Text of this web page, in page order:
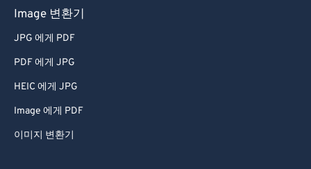
Image 변환기
JPG 에게 PDF
PDF 에게 JPG
HEIC 에게 JPG
Image 에게 PDF
이미지 변환기